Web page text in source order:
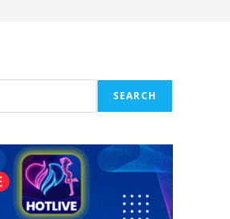
SEARCH